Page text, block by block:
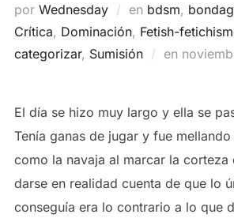
por Wednesday en bdsm,
Crítica, Dominación, Fetish-
categorizar, Sumisión en
El día se hizo muy largo y ella se
Tenía ganas de jugar y fue
como la navaja al marcar la corteza
darse en realidad cuenta de que lo
conseguía era lo contrario a lo que